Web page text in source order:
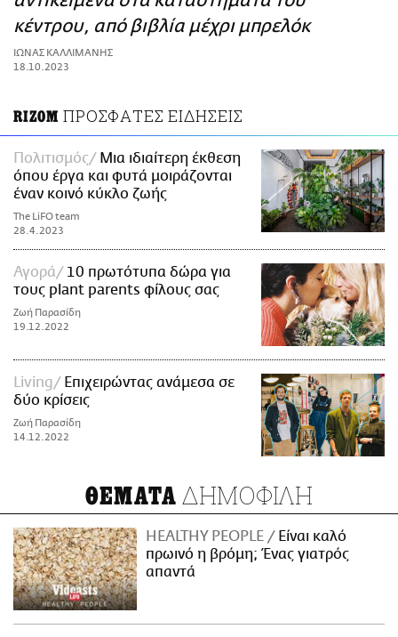
ΑΜΠΑ
PRINT
κέντρου, από βιβλία μέχρι μπρελόκ
ΙΩΝΑΣ ΚΑΛΛΙΜΑΝΗΣ
18.10.2023
RIZOM ΠΡΟΣΦΑΤΕΣ ΕΙΔΗΣΕΙΣ
Πολιτισμός
Μια ιδιαίτερη έκθεση
όπου έργα και φυτά μοιράζονται
έναν κοινό κύκλο ζωής
The LiFO team
28.4.2023
Αγορά
10 πρωτότυπα δώρα για
τους plant parents φίλους σας
Ζωή Παρασίδη
19.12.2022
Living
Eπιχειρώντας ανάμεσα σε
δύο κρίσεις
Ζωή Παρασίδη
14.12.2022
ΘΕΜΑΤΑ ΔΗΜΟΦΙΛΗ
HEALTHY PEOPLE
Είναι καλό
πρωινό η βρόμη; Ένας γιατρός
απαντά